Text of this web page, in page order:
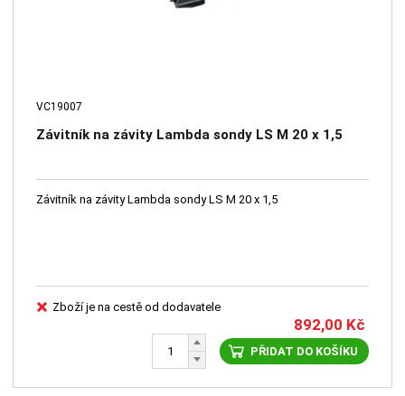
VC19007
Závitník na závity Lambda sondy LS M 20 x 1,5
Závitník na závity Lambda sondy LS M 20 x 1,5
Zboží je na cestě od dodavatele
892,00 Kč
PŘIDAT DO KOŠÍKU